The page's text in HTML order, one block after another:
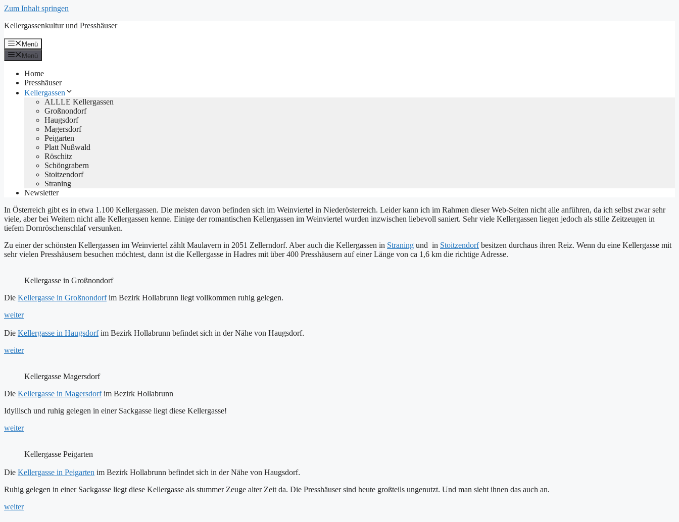
Zum Inhalt springen
Kellergassenkultur und Presshäuser
Menü
Menü
Home
Presshäuser
Kellergassen
ALLLE Kellergassen
Großnondorf
Haugsdorf
Magersdorf
Peigarten
Platt Nußwald
Röschitz
Schöngrabern
Stoitzendorf
Straning
Newsletter
In Österreich gibt es in etwa 1.100 Kellergassen. Die meisten davon befinden sich im Weinviertel in Niederösterreich. Leider kann ich im Rahmen dieser Web-Seiten nicht alle anführen, da ich selbst zwar sehr
viele, aber bei Weitem nicht alle Kellergassen kenne. Einige der romantischen Kellergassen im Weinviertel wurden inzwischen liebevoll saniert. Sehr viele Kellergassen liegen jedoch als stille Zeitzeugen in
tiefem Dornröschenschlaf versunken.
Zu einer der schönsten Kellergassen im Weinviertel zählt Maulavern in 2051 Zellerndorf. Aber auch die Kellergassen in Straning und in Stoitzendorfbesitzen durchaus ihren Reiz. Wenn du eine Kellergasse mit
sehr vielen Presshäusern besuchen möchtest, dann ist die Kellergasse in Hadres mit über 400 Presshäusern auf einer Länge von ca 1,6 km die richtige Adresse.
Kellergasse in Großnondorf
Die Kellergasse in Großnondorfim Bezirk Hollabrunn liegt vollkommen ruhig gelegen.
weiter
Die Kellergasse in Haugsdorfim Bezirk Hollabrunn befindet sich in der Nähe von Haugsdorf.
weiter
Kellergasse Magersdorf
Die Kellergasse in Magersdorfim Bezirk Hollabrunn
Idyllisch und ruhig gelegen in einer Sackgasse liegt diese Kellergasse!
weiter
Kellergasse Peigarten
Die Kellergasse in Peigarten im Bezirk Hollabrunn befindet sich in der Nähe von Haugsdorf.
Ruhig gelegen in einer Sackgasse liegt diese Kellergasse als stummer Zeuge alter Zeit da. Die Presshäuser sind heute großteils ungenutzt. Und man sieht ihnen das auch an.
weiter